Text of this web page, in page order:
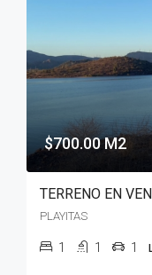
$700.00 M2
TERRENO EN
PLAYITAS
1 1 1